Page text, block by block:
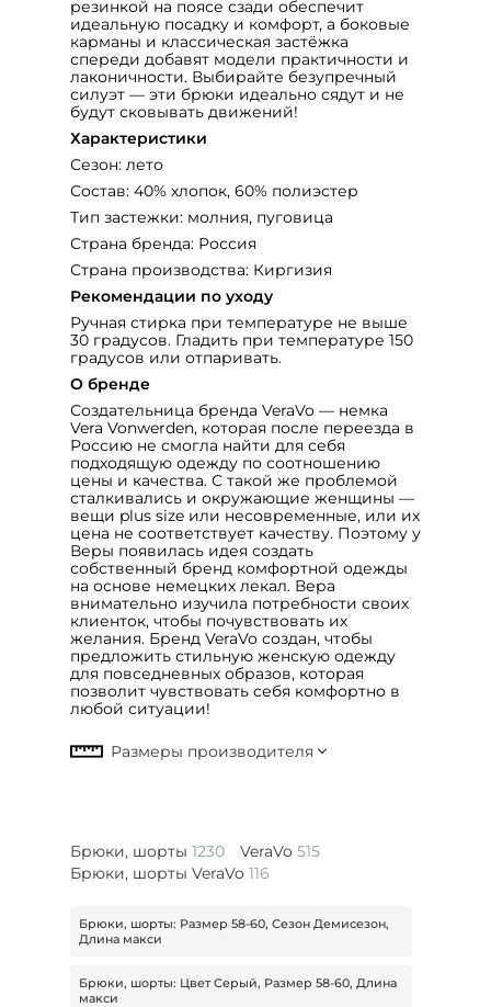
резинкой на поясе сзади обеспечит
идеальную посадку и комфорт, а боковые
карманы и классическая застёжка
спереди добавят модели практичности и
лаконичности. Выбирайте безупречный
силуэт — эти брюки идеально сядут и не
будут сковывать движений!
Характеристики
Сезон: лето
Состав: 40% хлопок, 60% полиэстер
Тип застежки: молния, пуговица
Страна бренда: Россия
Страна производства: Киргизия
Рекомендации по уходу
Ручная стирка при температуре не выше
30 градусов. Гладить при температуре 150
градусов или отпаривать.
О бренде
Создательница бренда VeraVo ― немка
Vera Vonwerden, которая после переезда в
Россию не смогла найти для себя
подходящую одежду по соотношению
цены и качества. С такой же проблемой
сталкивались и окружающие женщины ―
вещи plus size или несовременные, или их
цена не соответствует качеству. Поэтому у
Веры появилась идея создать
собственный бренд комфортной одежды
на основе немецких лекал. Вера
внимательно изучила потребности своих
клиенток, чтобы почувствовать их
желания. Бренд VeraVo создан, чтобы
предложить стильную женскую одежду
для повседневных образов, которая
позволит чувствовать себя комфортно в
любой ситуации!
Брюки, шорты 1230 VeraVo 515
Брюки, шорты VeraVo 116
Брюки, шорты: Размер 58-60, Сезон Демисезон,
Длина макси
Брюки, шорты: Цвет Серый, Размер 58-60, Длина
макси